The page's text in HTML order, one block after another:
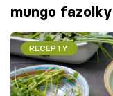
mungo
RECEPTY